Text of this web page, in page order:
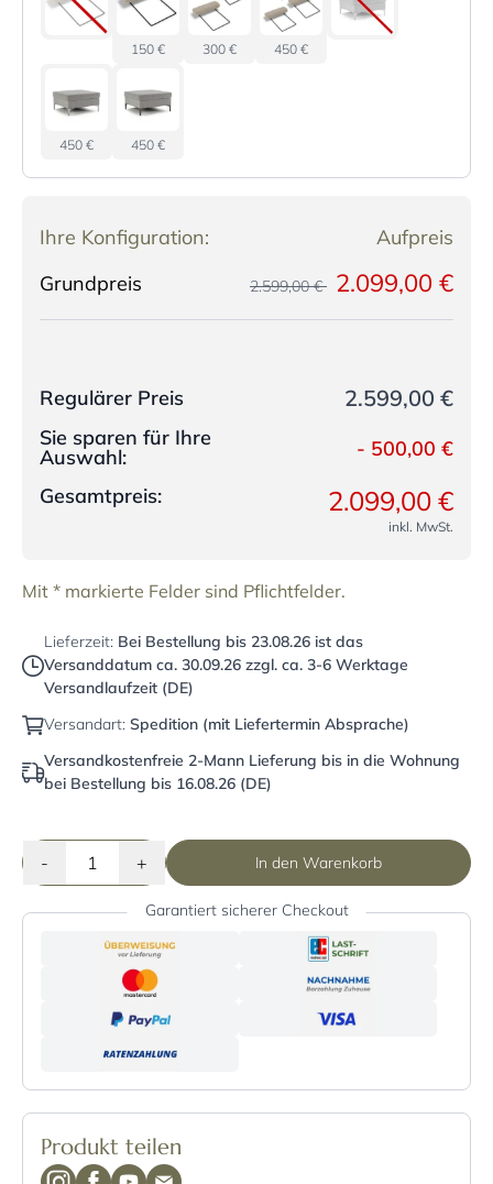
150 € 300 € 450 €
450 € 450 €
Ihre Konfiguration:
Aufpreis
Grundpreis
2.599,00 € 2.099,00 €
Regulärer Preis 2.599,00 €
Sie sparen für Ihre
Auswahl: - 500,00 €
Gesamtpreis:
2.099,00 €
inkl. MwSt.
Mit * markierte Felder sind Pflichtfelder.
Lieferzeit: Bei Bestellung bis 23.08.26 ist das
Versanddatum ca. 30.09.26 zzgl. ca. 3-6 Werktage
Versandlaufzeit (DE)
Versandart: Spedition (mit Liefertermin Absprache)
Versandkostenfreie 2-Mann Lieferung bis in die Wohnung
bei Bestellung bis 16.08.26 (DE)
- + In den Warenkorb
Garantiert sicherer Checkout
Produkt teilen